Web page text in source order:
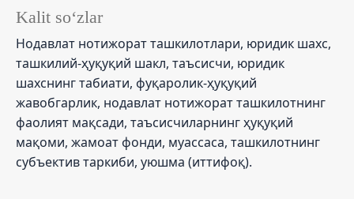
Kalit so‘zlar
Нодавлат нотижорат ташкилотлари, юридик шахс,
ташкилий-ҳуқуқий шакл, таъсисчи, юридик
шахснинг табиати, фуқаролик-ҳуқуқий
жавобгарлик, нодавлат нотижорат ташкилотнинг
фаолият мақсади, таъсисчиларнинг ҳуқуқий
мақоми, жамоат фонди, муассаса, ташкилотнинг
субъектив таркиби, уюшма (иттифоқ).